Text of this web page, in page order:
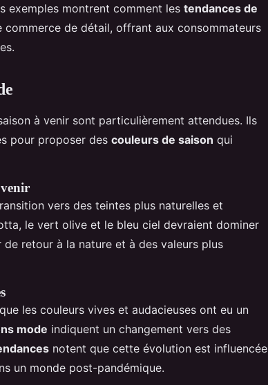
exemples montrent comment les tendances de
de détail, offrant aux consommateurs
à venir sont particulièrement attendues. Ils
pour proposer des couleurs de saison qui
vers des teintes plus naturelles et
le vert olive et le bleu ciel devraient dominer
retour à la nature et à des valeurs plus
les couleurs vives et audacieuses ont eu un
mode indiquent un changement vers des
notent que cette évolution est influencée
un monde post-pandémique.